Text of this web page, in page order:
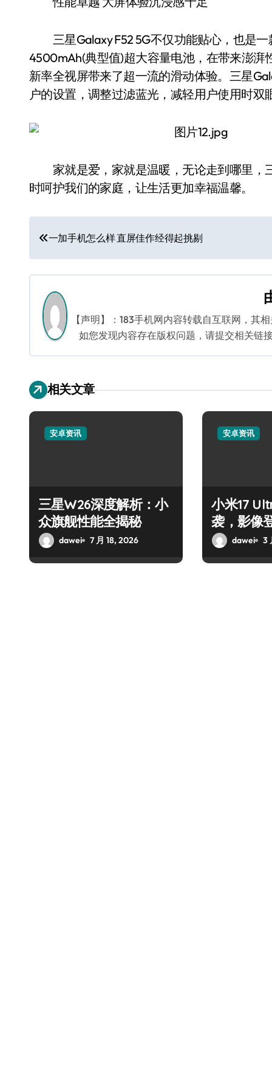
三星Galaxy F52 5G不仅功能贴心，也是一
4500mAh(典型值)超大容量电池，在带来澎湃
新率全视屏带来了超一流的滑动体验。三星
户的设置，调整过滤蓝光，减轻用户使用时双
家就是爱，家就是温暖，无论走到哪里，
时呵护我们的家庭，让生活更加幸福温馨。
文
章
导
航
一加手机怎么样 直屏佳作经得起挑剔
【声明】：183手机网内容转载自互联网，其
如您发现内容存在版权问题，请提交相关链
相关文章
安卓资讯
三星W26深度解析：小
众旗舰性能全揭秘
dawei 7 月 18, 2026
安卓资讯
小米17
袭，影像
dawei 3